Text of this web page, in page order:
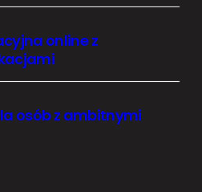
online z
osób z ambitnymi